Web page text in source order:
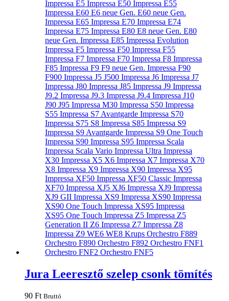
Jura Leeresztő szelep csonk tömítés
90 Ft Bruttó